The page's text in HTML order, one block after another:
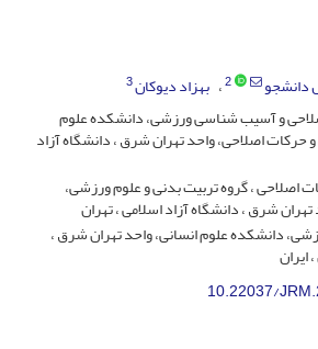
دانشجو 2 بهزاد دیوکان3
و آسیب شناسی ورزشی، دانشکده علوم
اصلاحی، واحد تهران شرق ، دانشگاه آزاد
اصلاحی ، گروه تربیت بدنی و علوم ورزشی،
شرق ، دانشگاه آزاد اسلامی ، تهران
دانشکده علوم انسانی، واحد تهران شرق ،
ایران
10.22037/